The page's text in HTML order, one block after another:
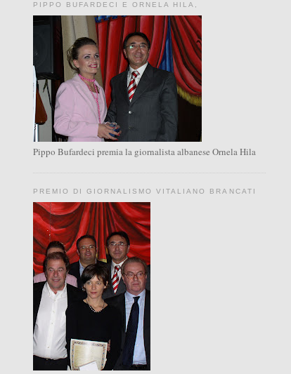
PIPPO BUFARDECI E ORNELA HILA,
Pippo Bufardeci premia la giornalista albanese Ornela Hila
PREMIO DI GIORNALISMO VITALIANO BRANCATI